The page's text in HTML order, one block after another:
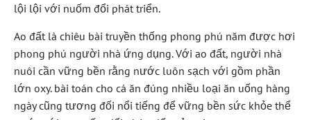
lội lội với nuốm đổi phát triển.
Ao đất là chiêu bài truyền thống phong phú năm được hơi
phong phú người nhà ứng dụng. Với ao đất, người nhà
nuôi cần vững bền rằng nước luôn sạch với gồm phần
lớn oxy. bài toán cho cá ăn đúng nhiều loại ăn uống hàng
ngày cũng tương đối nổi tiếng để vững bền sức khỏe thể